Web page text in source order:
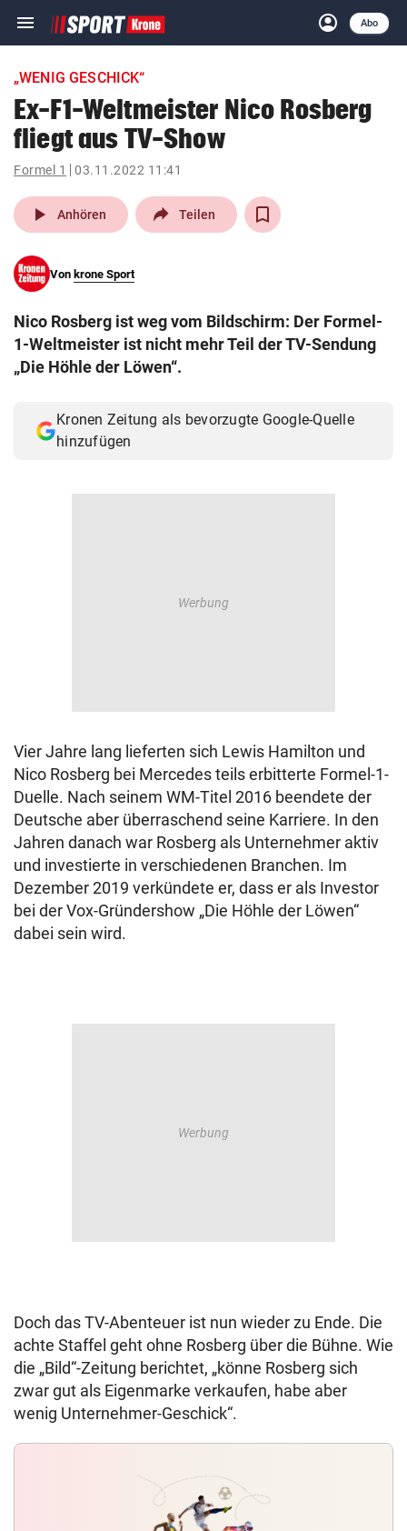
menu Navigation
ein-/ausklappen
account_circle
Anmelden
Abo
close Schließen
account_circle Anmelden
pin_drop
Wien arrow_right
search
eingeben
© Krone Multimedia GmbH & Co KG 2026
Muthgasse 2, 1190 Wien
„WENIG GESCHICK“
Ex-F1-Weltmeister Nico Rosberg
fliegt aus TV-Show
Formel 1 03.11.2022 11:41
play_arrow Anhören Teilen
Von krone Sport
Nico Rosberg ist weg vom Bildschirm: Der Formel-
1-Weltmeister ist nicht mehr Teil der TV-Sendung
„Die Höhle der Löwen“.
Kronen Zeitung als bevorzugte Google-Quelle
hinzufügen
Vier Jahre lang lieferten sich Lewis Hamilton und
Nico Rosberg bei Mercedes teils erbitterte Formel-1-
Duelle. Nach seinem WM-Titel 2016 beendete der
Deutsche aber überraschend seine Karriere. In den
Jahren danach war Rosberg als Unternehmer aktiv
und investierte in verschiedenen Branchen. Im
Dezember 2019 verkündete er, dass er als Investor
bei der Vox-Gründershow „Die Höhle der Löwen“
dabei sein wird.
Doch das TV-Abenteuer ist nun wieder zu Ende. Die
achte Staffel geht ohne Rosberg über die Bühne. Wie
die „Bild“-Zeitung berichtet, „könne Rosberg sich
zwar gut als Eigenmarke verkaufen, habe aber
wenig Unternehmer-Geschick“.